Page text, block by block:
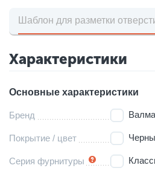
Шаблон для разметки
Характеристики
Основные характеристики
Бренд
Покрытие / цвет
Серия фурнитуры